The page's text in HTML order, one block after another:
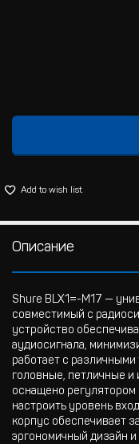
Add to wish list
Описание
Shure BLX1=-M17 —
совместимый с
устройство
аудиосигнала,
работает с
головные, петличные и
оснащено
настроить уровень
корпус обеспечивает
эргономичный дизайн